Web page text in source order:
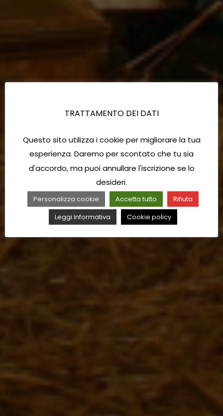
TRATTAMENTO DEI DATI
Questo sito utilizza i cookie per migliorare la tua
esperienza. Daremo per scontato che tu sia
d'accordo, ma puoi annullare l'iscrizione se lo
desideri.
Personalizza cookie Accetta tutto
Rifiuta
Leggi Informativa
Cookie policy